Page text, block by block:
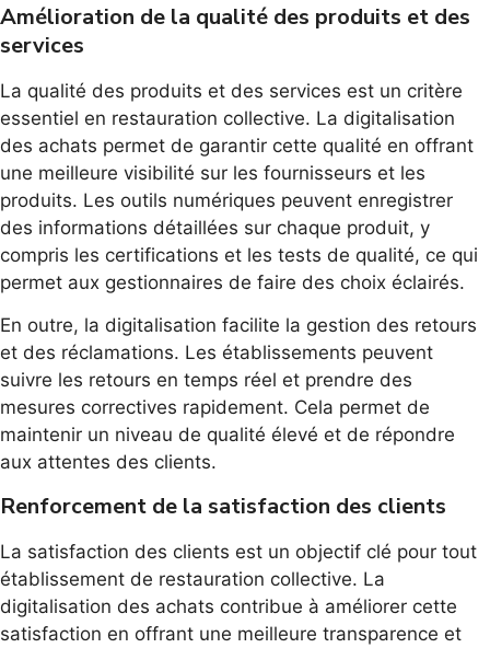
Amélioration de la qualité des produits et des
services
La qualité des produits et des services est un critère
essentiel en restauration collective. La digitalisation
des achats permet de garantir cette qualité en offrant
une meilleure visibilité sur les fournisseurs et les
produits. Les outils numériques peuvent enregistrer
des informations détaillées sur chaque produit, y
compris les certifications et les tests de qualité, ce qui
permet aux gestionnaires de faire des choix éclairés.
En outre, la digitalisation facilite la gestion des retours
et des réclamations. Les établissements peuvent
suivre les retours en temps réel et prendre des
mesures correctives rapidement. Cela permet de
maintenir un niveau de qualité élevé et de répondre
aux attentes des clients.
Renforcement de la satisfaction des clients
La satisfaction des clients est un objectif clé pour tout
établissement de restauration collective. La
digitalisation des achats contribue à améliorer cette
satisfaction en offrant une meilleure transparence et